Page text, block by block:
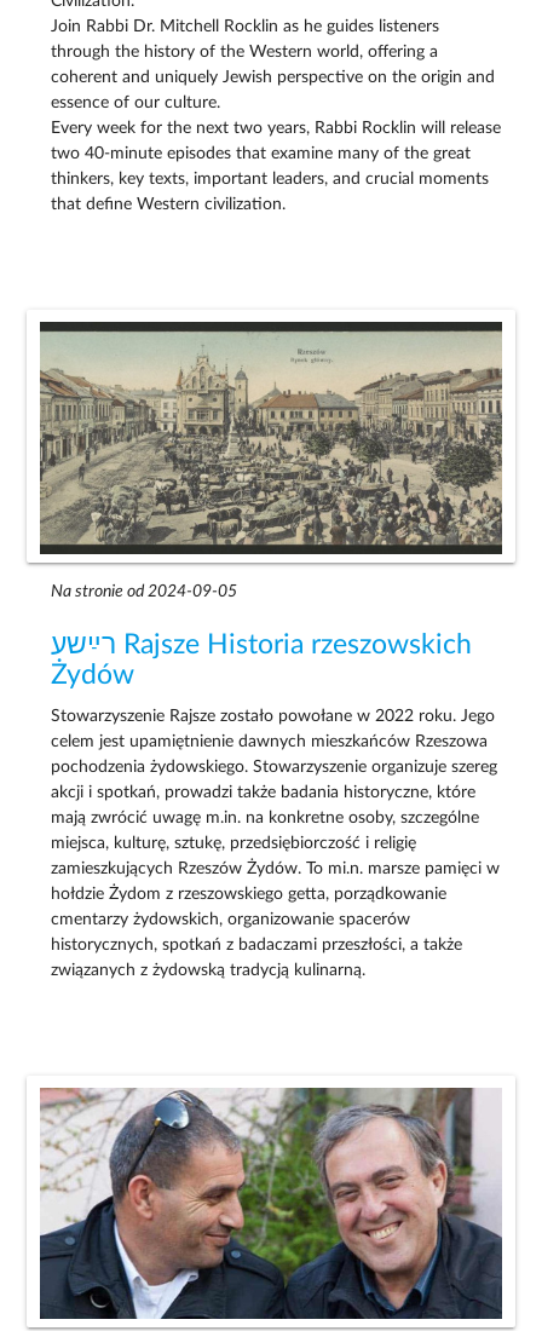
Join Rabbi Dr. Mitchell Rocklin as he guides listeners
through the history of the Western world, offering a
coherent and uniquely Jewish perspective on the origin and
essence of our culture.
Every week for the next two years, Rabbi Rocklin will release
two 40-minute episodes that examine many of the great
thinkers, key texts, important leaders, and crucial moments
that define Western civilization.
Na stronie od 2024-09-05
רײַשע Rajsze Historia rzeszowskich
Żydów
Stowarzyszenie Rajsze zostało powołane w 2022 roku. Jego
celem jest upamiętnienie dawnych mieszkańców Rzeszowa
pochodzenia żydowskiego. Stowarzyszenie organizuje szereg
akcji i spotkań, prowadzi także badania historyczne, które
mają zwrócić uwagę m.in. na konkretne osoby, szczególne
miejsca, kulturę, sztukę, przedsiębiorczość i religię
zamieszkujących Rzeszów Żydów. To mi.n. marsze pamięci w
hołdzie Żydom z rzeszowskiego getta, porządkowanie
cmentarzy żydowskich, organizowanie spacerów
historycznych, spotkań z badaczami przeszłości, a także
związanych z żydowską tradycją kulinarną.